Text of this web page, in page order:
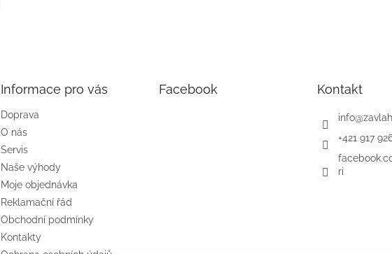
Informace pro vás
Doprava
O nás
Servis
Naše výhody
Moje objednávka
Reklamační řád
Obchodní podmínky
Kontakty
Facebook Kontakt
info@
+421 917
ri